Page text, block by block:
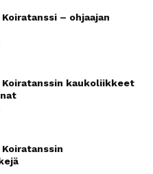
– ohjaajan
kaukoliikkeet